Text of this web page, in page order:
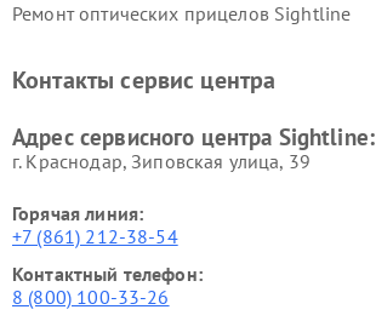
Ремонт оптических прицелов Sightline
Контакты сервис центра
Адрес сервисного центра Sightline:
г. Краснодар, Зиповская улица, 39
Горячая линия:
+7 (861) 212-38-54
Контактный телефон:
8 (800) 100-33-26